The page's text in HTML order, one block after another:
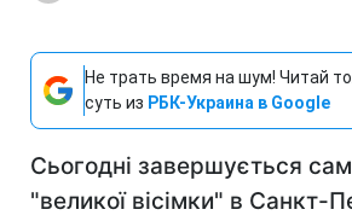
Не трать время на шум! Читай
суть из РБК-Украина в Google
Сьогодні завершується
"великої вісімки" в Санкт-